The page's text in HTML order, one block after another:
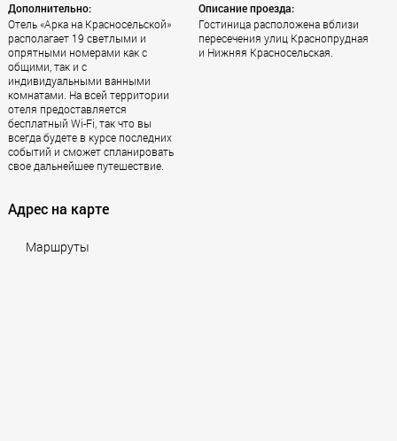
Дополнительно:
Отель «Арка на Красносельской»
располагает 19 светлыми и
опрятными номерами как с
общими, так и с
индивидуальными ванными
комнатами. На всей территории
отеля предоставляется
бесплатный Wi-Fi, так что вы
всегда будете в курсе последних
событий и сможет спланировать
свое дальнейшее путешествие.
Описание проезда:
Гостиница расположена вблизи
пересечения улиц Краснопрудная
и Нижняя Красносельская.
Адрес на карте
Маршруты